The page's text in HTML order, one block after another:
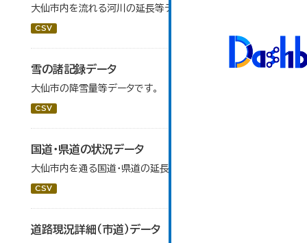
大仙市内を流れる河川の延長等データです。
CSV
雪の諸記録データ
大仙市の降雪量等データです。
CSV
国道・県道の状況データ
大仙市内を通る国道・県道の延長等データです。
CSV
道路現況詳細（市道）データ